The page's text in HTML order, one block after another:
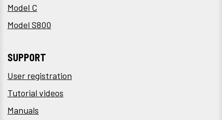
Model C
Model S800
SUPPORT
User registration
Tutorial videos
Manuals